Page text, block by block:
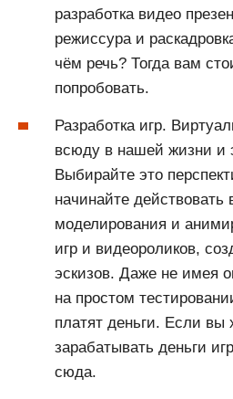
разработка видео
режиссура и
чём речь? Тогда вам
попробовать.
Разработка игр.
всюду в нашей жизни и
Выбирайте это
начинайте действовать
моделирования и
игр и видеороликов,
эскизов. Даже не имея
на простом
платят деньги. Если вы
зарабатывать деньги
сюда.